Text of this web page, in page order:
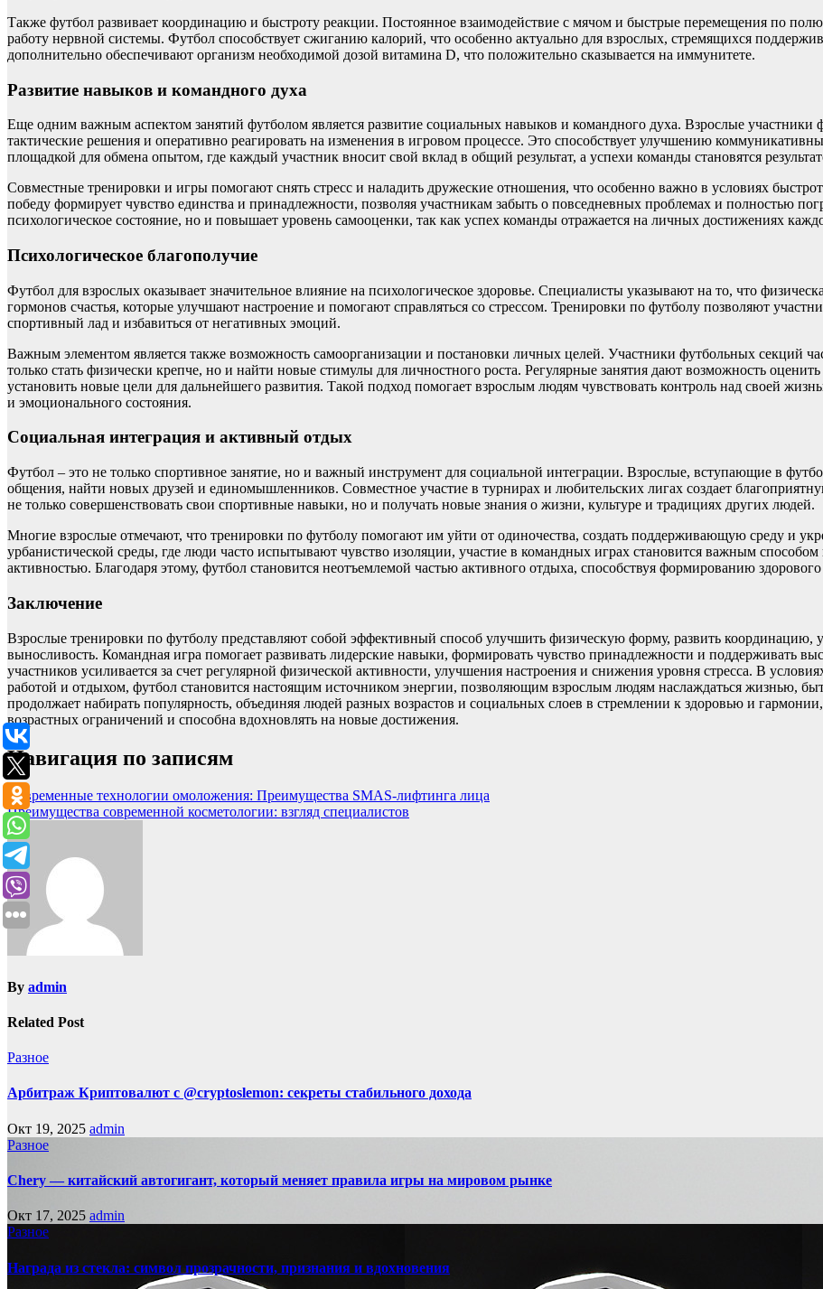
Также футбол развивает координацию и быстроту реакции. Постоянное взаимодействие с мячом и быстрые перемещения по
работу нервной системы. Футбол способствует сжиганию калорий, что особенно актуально для взрослых, стремящихся
дополнительно обеспечивают организм необходимой дозой витамина D, что положительно сказывается на иммунитете.
Развитие навыков и командного духа
Еще одним важным аспектом занятий футболом является развитие социальных навыков и командного духа. Взрослые участники
тактические решения и оперативно реагировать на изменения в игровом процессе. Это способствует улучшению
площадкой для обмена опытом, где каждый участник вносит свой вклад в общий результат, а успехи команды становятся
Совместные тренировки и игры помогают снять стресс и наладить дружеские отношения, что особенно важно в условиях
победу формирует чувство единства и принадлежности, позволяя участникам забыть о повседневных проблемах и полностью
психологическое состояние, но и повышает уровень самооценки, так как успех команды отражается на личных достижениях
Психологическое благополучие
Футбол для взрослых оказывает значительное влияние на психологическое здоровье. Специалисты указывают на то, что
гормонов счастья, которые улучшают настроение и помогают справляться со стрессом. Тренировки по футболу позволяют
спортивный лад и избавиться от негативных эмоций.
Важным элементом является также возможность самоорганизации и постановки личных целей. Участники футбольных секций
только стать физически крепче, но и найти новые стимулы для личностного роста. Регулярные занятия дают возможность
установить новые цели для дальнейшего развития. Такой подход помогает взрослым людям чувствовать контроль над своей
и эмоционального состояния.
Социальная интеграция и активный отдых
Футбол – это не только спортивное занятие, но и важный инструмент для социальной интеграции. Взрослые, вступающие в
общения, найти новых друзей и единомышленников. Совместное участие в турнирах и любительских лигах создает
не только совершенствовать свои спортивные навыки, но и получать новые знания о жизни, культуре и традициях других людей.
Многие взрослые отмечают, что тренировки по футболу помогают им уйти от одиночества, создать поддерживающую среду и
урбанистической среды, где люди часто испытывают чувство изоляции, участие в командных играх становится важным
активностью. Благодаря этому, футбол становится неотъемлемой частью активного отдыха, способствуя формированию
Заключение
Взрослые тренировки по футболу представляют собой эффективный способ улучшить физическую форму, развить координацию,
выносливость. Командная игра помогает развивать лидерские навыки, формировать чувство принадлежности и поддерживать
участников усиливается за счет регулярной физической активности, улучшения настроения и снижения уровня стресса. В
работой и отдыхом, футбол становится настоящим источником энергии, позволяющим взрослым людям наслаждаться жизнью,
продолжает набирать популярность, объединяя людей разных возрастов и социальных слоев в стремлении к здоровью и
возрастных ограничений и способна вдохновлять на новые достижения.
Навигация по записям
Современные технологии омоложения: Преимущества SMAS-лифтинга лица
Преимущества современной косметологии: взгляд специалистов
By admin
Related Post
Разное
Арбитраж Криптовалют с @cryptoslemon: секреты стабильного дохода
Окт 19, 2025 admin
Разное
Chery — китайский автогигант, который меняет правила игры на мировом рынке
Окт 17, 2025 admin
Разное
Награда из стекла: символ прозрачности, признания и вдохновения